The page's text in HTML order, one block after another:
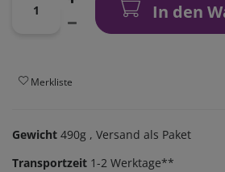
In den
Merkliste
Gewicht 490g , Versand als Paket
Transportzeit 1-2 Werktage**